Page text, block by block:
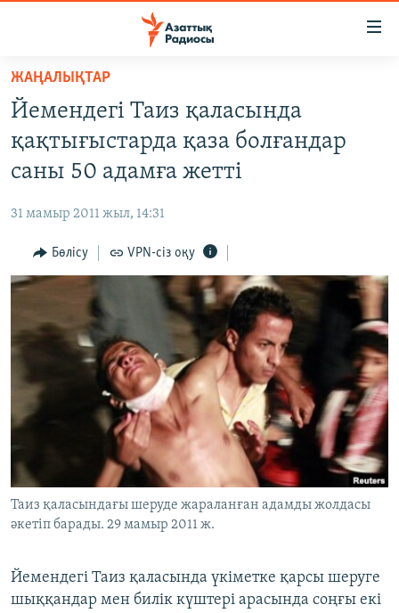
Skip
main
content
main
Navigation
to
Search
ЖАҢАЛЫҚТАР
AZATTYQTV
АДАМ ҚҰҚЫҚТАРЫ
ӘЛЕУМЕТ
ӘЛЕМ
АРНАЙЫ ЖОБАЛАР
ЖАЗЫЛЫҢЫЗ
Басқа тілдерде
ЖАҢАЛЫҚТАР
Йемендегі Таиз қаласында
қақтығыстарда қаза болғандар
саны 50 адамға жетті
31 мамыр 2011 жыл, 14:31
Бөлісу VPN-сіз оқу
Таиз қаласындағы шеруде жараланған адамды жолдасы
әкетіп барады. 29 мамыр 2011 ж.
Йемендегі Таиз қаласында үкіметке қарсы шеруге
шыққандар мен билік күштері арасында соңғы екі